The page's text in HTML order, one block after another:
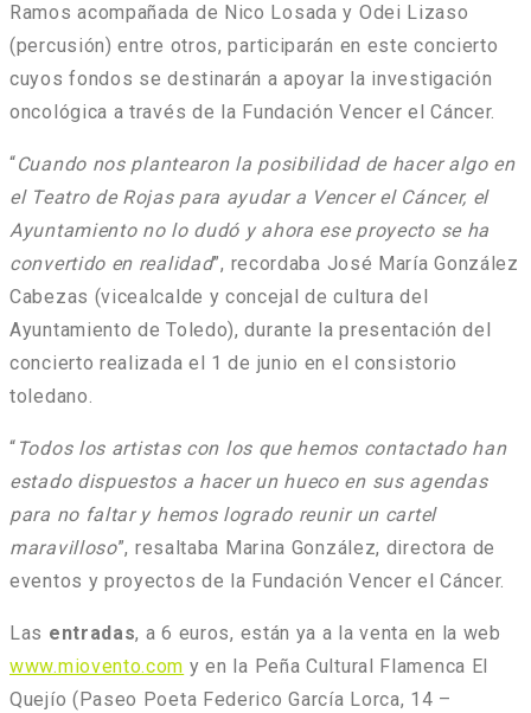
Ramos acompañada de Nico Losada y Odei Lizaso
(percusión) entre otros, participarán en este concierto
cuyos fondos se destinarán a apoyar la investigación
oncológica a través de la Fundación Vencer el Cáncer.
“Cuando nos plantearon la posibilidad de hacer algo en
el Teatro de Rojas para ayudar a Vencer el Cáncer, el
Ayuntamiento no lo dudó y ahora ese proyecto se ha
convertido en realidad”, recordaba José María González
Cabezas (vicealcalde y concejal de cultura del
Ayuntamiento de Toledo), durante la presentación del
concierto realizada el 1 de junio en el consistorio
toledano.
“ Todos los artistas con los que hemos contactado han
estado dispuestos a hacer un hueco en sus agendas
para no faltar y hemos logrado reunir un cartel
maravilloso”, resaltaba Marina González, directora de
eventos y proyectos de la Fundación Vencer el Cáncer.
Las entradas, a 6 euros, están ya a la venta en la web
www.miovento.com y en la Peña Cultural Flamenca El
Quejío (Paseo Poeta Federico García Lorca, 14 –